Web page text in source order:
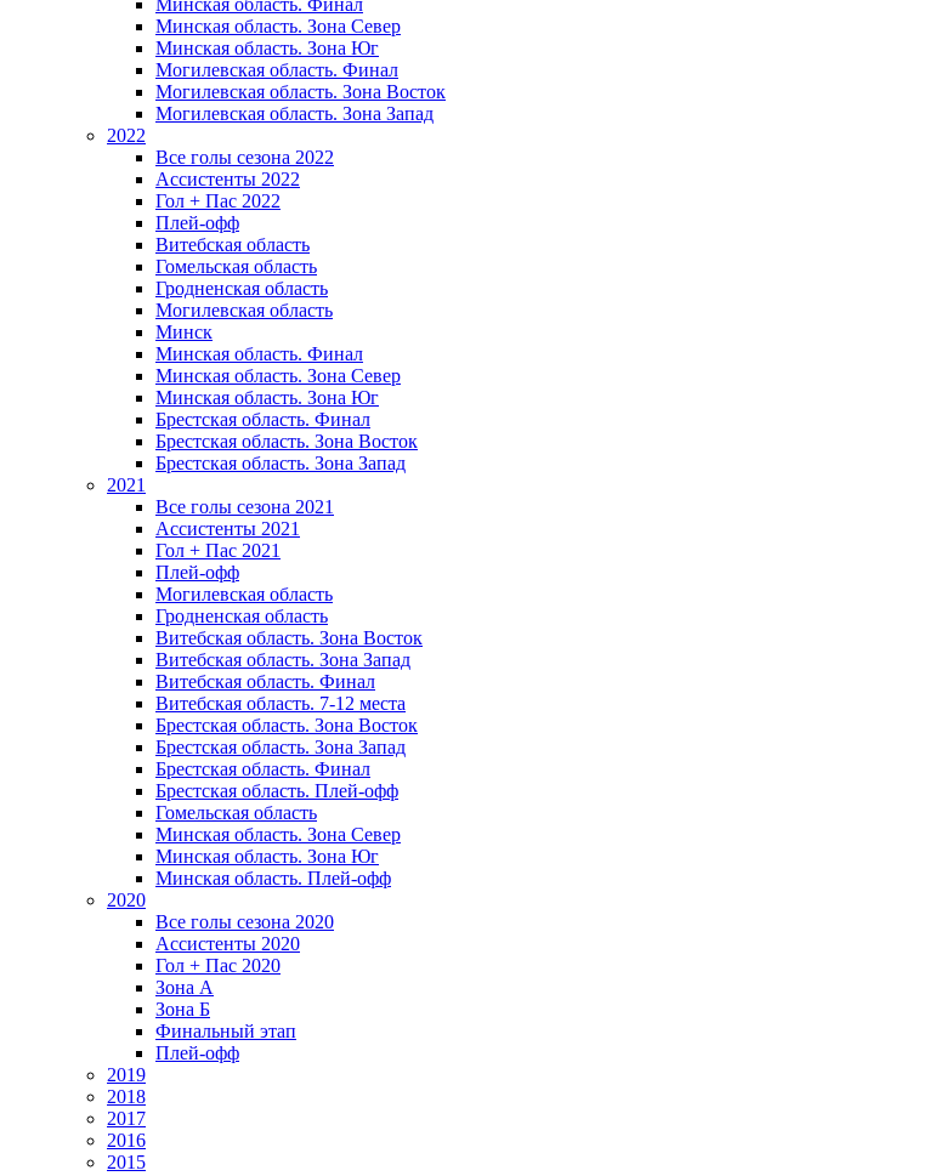
Минская область. Финал
Минская область. Зона Север
Минская область. Зона Юг
Могилевская область. Финал
Могилевская область. Зона Восток
Могилевская область. Зона Запад
2022
Все голы сезона 2022
Ассистенты 2022
Гол + Пас 2022
Плей-офф
Витебская область
Гомельская область
Гродненская область
Могилевская область
Минск
Mинская область. Финал
Минская область. Зона Север
Минская область. Зона Юг
Брестская область. Финал
Брестская область. Зона Восток
Брестская область. Зона Запад
2021
Все голы сезона 2021
Ассистенты 2021
Гол + Пас 2021
Плей-офф
Могилевская область
Гродненская область
Витебская область. Зона Восток
Витебская область. Зона Запад
Витебская область. Финал
Витебская область. 7-12 места
Брестская область. Зона Восток
Брестская область. Зона Запад
Брестская область. Финал
Брестская область. Плей-офф
Гомельская область
Минская область. Зона Север
Минская область. Зона Юг
Минская область. Плей-офф
2020
Все голы сезона 2020
Ассистенты 2020
Гол + Пас 2020
Зона А
Зона Б
Финальный этап
Плей-офф
2019
2018
2017
2016
2015